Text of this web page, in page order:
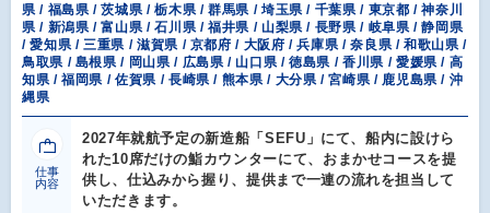
県 / 福島県 / 茨城県 / 栃木県 / 群馬県 / 埼玉県 / 千葉県 / 東京都 / 神奈川
県 / 新潟県 / 富山県 / 石川県 / 福井県 / 山梨県 / 長野県 / 岐阜県 / 静岡県
/ 愛知県 / 三重県 / 滋賀県 / 京都府 / 大阪府 / 兵庫県 / 奈良県 / 和歌山県 /
鳥取県 / 島根県 / 岡山県 / 広島県 / 山口県 / 徳島県 / 香川県 / 愛媛県 / 高
知県 / 福岡県 / 佐賀県 / 長崎県 / 熊本県 / 大分県 / 宮崎県 / 鹿児島県 / 沖
縄県
仕事
内容
2027年就航予定の新造船「SEFU」にて、船内に設けら
れた10席だけの鮨カウンターにて、おまかせコースを提
供し、仕込みから握り、提供まで一連の流れを担当して
いただきます。